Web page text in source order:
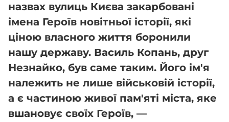
назвах вулиць Києва закарбовані
імена Героїв новітньої історії, які
ціною власного життя боронили
нашу державу. Василь Копань, друг
Незнайко, був саме таким. Його ім'я
належить не лише військовій історії,
а є частиною живої пам'яті міста, яке
вшановує своїх Героїв, —